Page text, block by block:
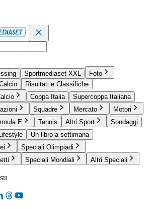
Sportmediaset XXL
Foto
Risultati e Classifiche
Coppa Italia
Supercoppa Italiana
Squadre Mercato
Motori
E Tennis Altri Sport
Sondaggi
Un libro a settimana
Speciali Olimpiadi
Speciali Mondiali Altri Speciali